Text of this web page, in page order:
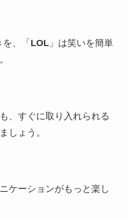
を、「 LOL」は笑いを簡単
、すぐに取り入れられる
しょう。
ケーションがもっと楽し